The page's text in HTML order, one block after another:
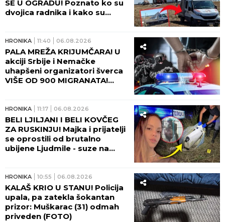
SE U OGRADU! Poznato ko su
dvojica radnika i kako su
HRONIKA 11:40 06.08.2026
PALA MREŽA KRIJUMČARA! U
akciji Srbije i Nemačke
uhapšeni organizatori šverca
VIŠE OD 900 MIGRANATA!
funkcionisalo!
HRONIKA 11:17 06.08.2026
BELI LJILJANI I BELI KOVČEG
ZA RUSKINJU! Majka i prijatelji
se oprostili od brutalno
ubijene Ljudmile - suze na
HRONIKA 10:55 06.08.2026
KALAŠ KRIO U STANU! Policija
upala, pa zatekla šokantan
prizor: Muškarac (31) odmah
priveden (FOTO)